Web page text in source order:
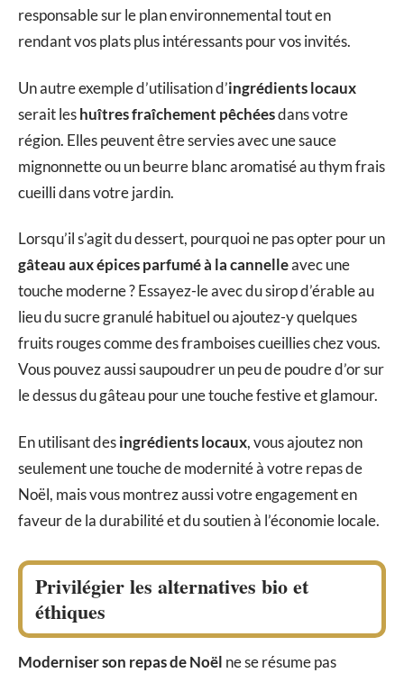
responsable sur le plan environnemental tout en
rendant vos plats plus intéressants pour vos invités.
Un autre exemple d’utilisation d’ingrédients locaux
serait leshuîtres fraîchement pêchéesdans votre
région. Elles peuvent être servies avec une sauce
mignonnette ou un beurre blanc aromatisé au thym frais
cueilli dans votre jardin.
Lorsqu’il s’agit du dessert, pourquoi ne pas opter pour un
gâteau aux épices parfumé à la cannelleavec une
touche moderne ? Essayez-le avec du sirop d’érable au
lieu du sucre granulé habituel ou ajoutez-y quelques
fruits rouges comme des framboises cueillies chez vous.
Vous pouvez aussi saupoudrer un peu de poudre d’or sur
le dessus du gâteau pour une touche festive et glamour.
En utilisant desingrédients locaux, vous ajoutez non
seulement une touche de modernité à votre repas de
Noël, mais vous montrez aussi votre engagement en
faveur de la durabilité et du soutien à l’économie locale.
Privilégier les alternatives bio et
éthiques
Moderniser son repas de Noël ne se résume pas